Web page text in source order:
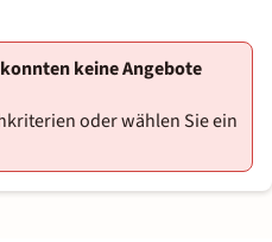
keine Angebote
oder wählen Sie ein